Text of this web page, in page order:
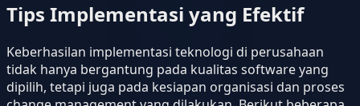
Tips Implementasi yang Efektif
Keberhasilan implementasi teknologi di perusahaan
tidak hanya bergantung pada kualitas software yang
dipilih, tetapi juga pada kesiapan organisasi dan proses